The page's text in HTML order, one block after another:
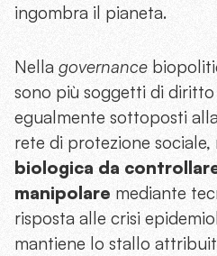
ingombra il pianeta.
Nella governance
sono più soggetti di diritto
egualmente sottoposti
rete di protezione sociale,
biologica da
manipolare mediante
risposta alle crisi
mantiene lo stallo